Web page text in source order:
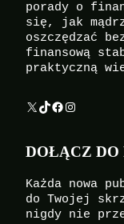
porady o
się, jak
oszczędzać
finansową
praktyczną
X TikTok Facebook Instagram
DOŁĄCZ DO
Każda nowa
do Twojej
nigdy nie